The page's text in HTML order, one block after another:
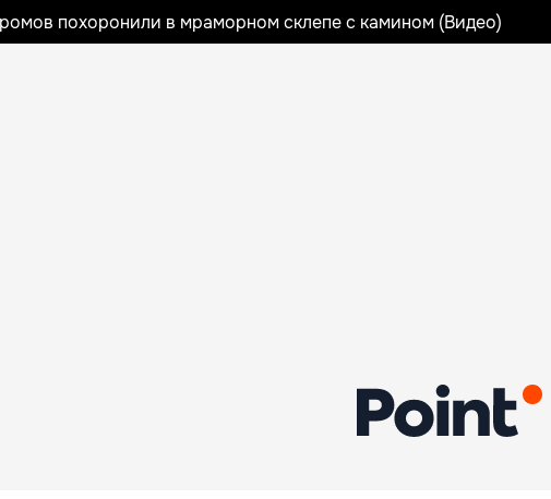
похоронили в мраморном склепе с камином (Видео)